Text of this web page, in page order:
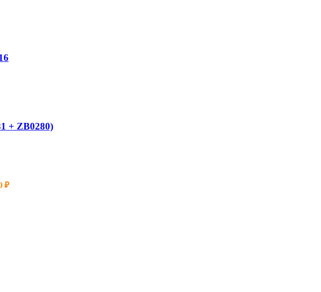
+ ZB0280)
₽